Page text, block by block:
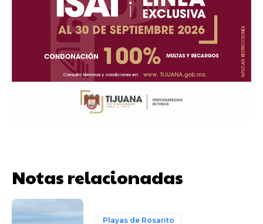
Notas relacionadas
Playas de Rosarito